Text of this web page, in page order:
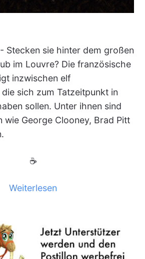
Stecken sie hinter dem großen
im Louvre? Die französische
inzwischen elf
sich zum Tatzeitpunkt in
sollen. Unter ihnen sind
wie George Clooney, Brad Pitt
☕
Weiterlesen